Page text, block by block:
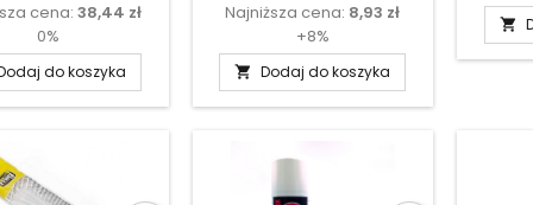
podstawowa
cena:38,44 zł
0%
do koszyka
podstawowa
Najniższa cena: 8,93 zł
+8%
 Dodaj do koszyka
